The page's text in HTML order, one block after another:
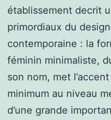
établissement decrit
primordiaux du
contemporaine : la
féminin minimaliste,
son nom, met
minimum au niveau
d’une grande